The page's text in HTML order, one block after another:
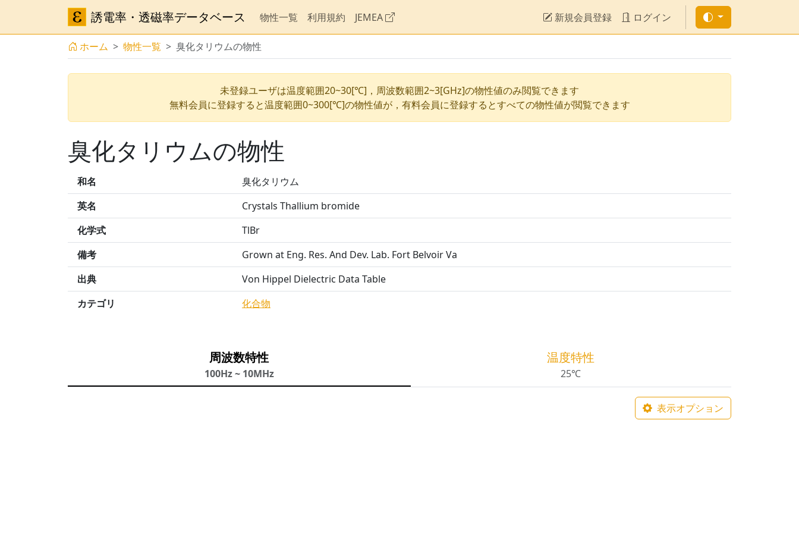
誘電率・透磁率データベース 物性一覧 利用規約 JEMEA 新規会員登録 ログイン
ホーム 物性一覧 臭化タリウムの物性
未登録ユーザは温度範囲20~30[℃]，周波数範囲2~3[GHz]の物性値のみ閲覧できます
無料会員に登録すると温度範囲0~300[℃]の物性値が，有料会員に登録するとすべての物性値が閲覧できます
臭化タリウムの物性
和名
臭化タリウム
英名
Crystals Thallium bromide
化学式
TlBr
備考
Grown at Eng. Res. And Dev. Lab. Fort Belvoir Va
出典
Von Hippel Dielectric Data Table
カテゴリ
化合物
周波数特性
100Hz ~ 10MHz
温度特性
25℃
表示オプション